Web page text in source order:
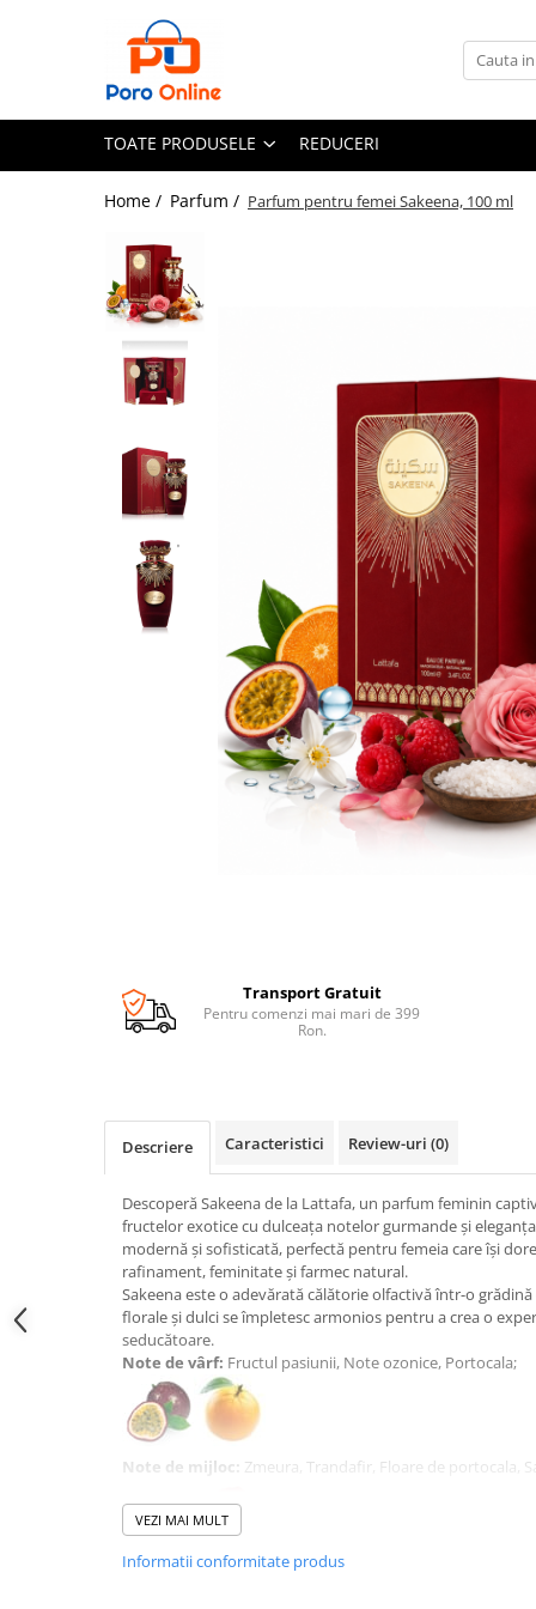
Toate Produsele
Parfum Unisex
Parfumuri Arabesti
TOATE PRODUSELE REDUCERI
Home / Parfum / Parfum pentru femei Sakeena, 100 ml
Transport Gratuit
Pentru comenzi mai mari de 399
Ron.
Descriere Caracteristici Review-uri (0)
Descoperă Sakeena de la Lattafa, un parfum feminin
fructelor exotice cu dulceața notelor gurmande și
modernă și sofisticată, perfectă pentru femeia care își
rafinament, feminitate și farmec natural.
Sakeena este o adevărată călătorie olfactivă într-o
florale și dulci se împletesc armonios pentru a crea o
seducătoare.
Note de vârf: Fructul pasiunii, Note ozonice, Portocala;
Note de mijloc: Zmeura, Trandafir, Floare de portocala,
Note de bază:Praline, Caramel, Vanilie, Mosc.
VEZI MAI MULT
Informatii conformitate produs